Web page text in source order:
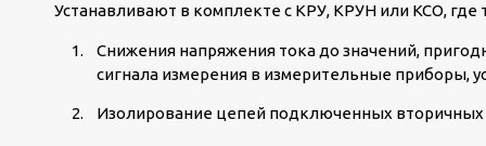
Устанавливают в комплекте с КРУ, КРУН или КСО,
Снижения напряжения тока до значений,
сигнала измерения в измерительные приборы,
Изолирование цепей подключенных вторичных